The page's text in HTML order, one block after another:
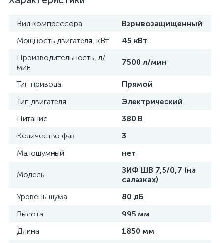
Вид компрессора
Взрывозащищенный
Мощность двигателя, кВт
45 кВт
Производительность, л/
мин
7500 л/мин
Тип привода
Прямой
Тип двигателя
Электрический
Питание
380 В
Количество фаз
3
Малошумный
нет
Модель
ЗИФ ШВ 7,5/0,7 (на
салазках)
Уровень шума
80 дБ
Высота
995 мм
Длина
1850 мм